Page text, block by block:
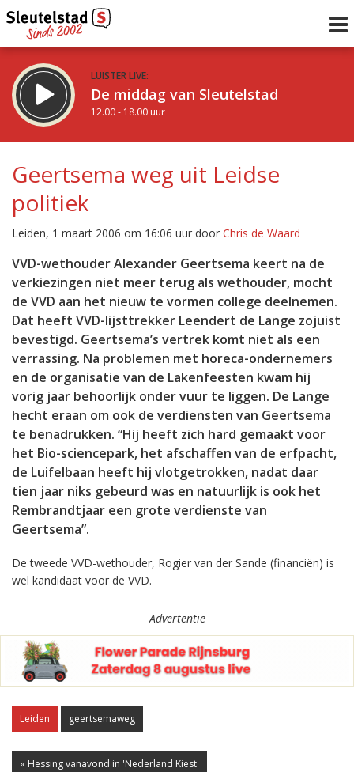
LUISTER LIVE:
De middag van Sleutelstad
12.00 - 18.00 uur
De avond van Sleutelstad
18.00 - 19.00 uur
Vorig uur
Inklappen
Geertsema weg uit Leidse
politiek
Leiden, 1 maart 2006 om 16:06 uur door Chris de Waard
VVD-wethouder Alexander Geertsema keert na de
verkiezingen niet meer terug als wethouder, mocht
de VVD aan het nieuw te vormen college deelnemen.
Dat heeft VVD-lijsttrekker Leendert de Lange zojuist
bevestigd. Geertsema’s vertrek komt niet als een
verrassing. Na problemen met horeca-ondernemers
en de organisatie van de Lakenfeesten kwam hij
vorig jaar behoorlijk onder vuur te liggen. De Lange
hecht eraan om ook de verdiensten van Geertsema
te benadrukken. “Hij heeft zich hard gemaakt voor
het Bio-sciencepark, het afschaffen van de erfpacht,
de Luifelbaan heeft hij vlotgetrokken, nadat daar
tien jaar niks gebeurd was en natuurlijk is ook het
Rembrandtjaar een grote verdienste van
Geertsema”.
De tweede VVD-wethouder, Rogier van der Sande (financiën) is
wel kandidaat voor de VVD.
Advertentie
Leiden geertsemaweg
« Hessing vanavond in 'Nederland Kiest'